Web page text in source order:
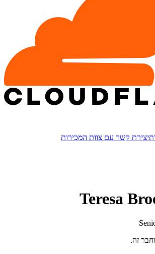
יצירת קשר עם צוות המכירות
Teresa
זה.